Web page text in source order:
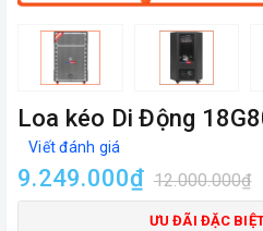
Loa kéo Di Động
Viết đánh giá
9.249.000₫ 12.000.000₫
ƯU ĐÃI ĐẶC